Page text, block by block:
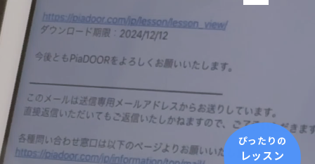
ぴったりの
レッスン